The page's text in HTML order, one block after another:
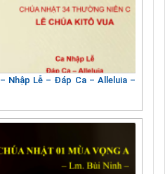
Nhập Lễ – Đáp Ca – Alleluia –